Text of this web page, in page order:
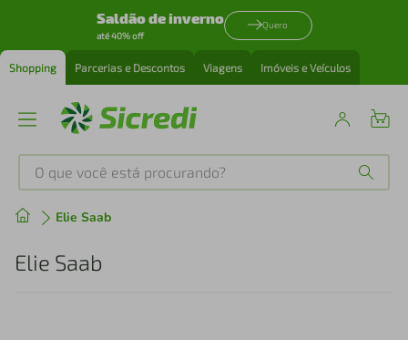
Saldão de inverno
até 40% off
Quero
Shopping Parcerias e Descontos Viagens Imóveis e Veículos
O que você está procurando?
Elie Saab
Elie Saab
Produtos mais buscados
º tenis